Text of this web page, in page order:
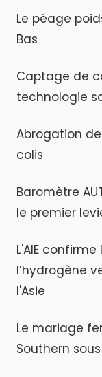
Le péage
Bas
Captage de
technologie
Abrogation
colis
Baromètre
le premier
L'AIE
l’hydrogène
l'Asie
Le mariage
Southern